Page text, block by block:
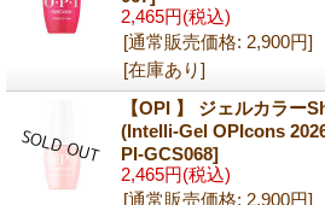
2,465円(税込)
[通常販売価格: 2,900円]
[在庫あり]
【OPI 】 ジェルカラー
(Intelli-Gel OPIcons
PI-GCS068]
2,465円(税込)
[通常販売価格: 2,900円]